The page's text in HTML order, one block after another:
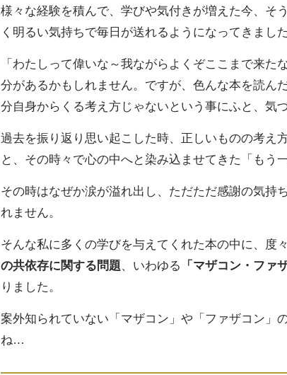
様々な経験を積んで、学びや気付きが増えた今、そ
く明るい気持ちで毎日が送れるようになってきまし
「わたしって偉いな～我ながらよくぞここまで来
分があるかもしれません。ですが、色んな本を読ん
分自身からくる考え方じゃないという事にふと、気
過去を振り返り思い起こした時、正しいものの考え
と、その時々で心の中へと染み込ませてきた「も
その時はなぜか涙が溢れ出し、ただただ感謝の気持
れません。
そんな私に多くの学びを与えてくれた本の中に、度
の共依存に関する問題、いわゆる 「マザコン・ファ
りました。
案外知られていない「マザコン」や「ファザコン」
ね…